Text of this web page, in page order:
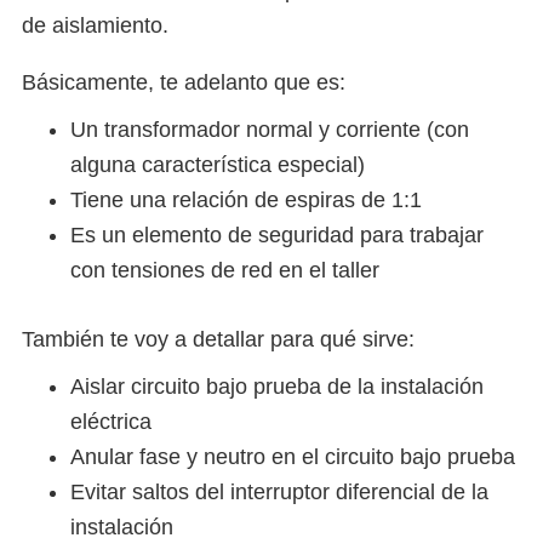
de aislamiento.
Básicamente, te adelanto que es:
Un transformador normal y corriente (con
alguna característica especial)
Tiene una relación de espiras de 1:1
Es un elemento de seguridad para trabajar
con tensiones de red en el taller
También te voy a detallar para qué sirve:
Aislar circuito bajo prueba de la instalación
eléctrica
Anular fase y neutro en el circuito bajo prueba
Evitar saltos del interruptor diferencial de la
instalación